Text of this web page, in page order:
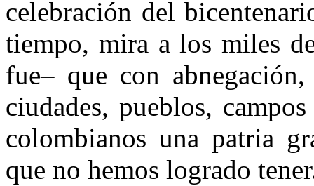
celebración del
tiempo, mira a los miles
fue– que con
ciudades, pueblos,
colombianos una patria
que no hemos logrado